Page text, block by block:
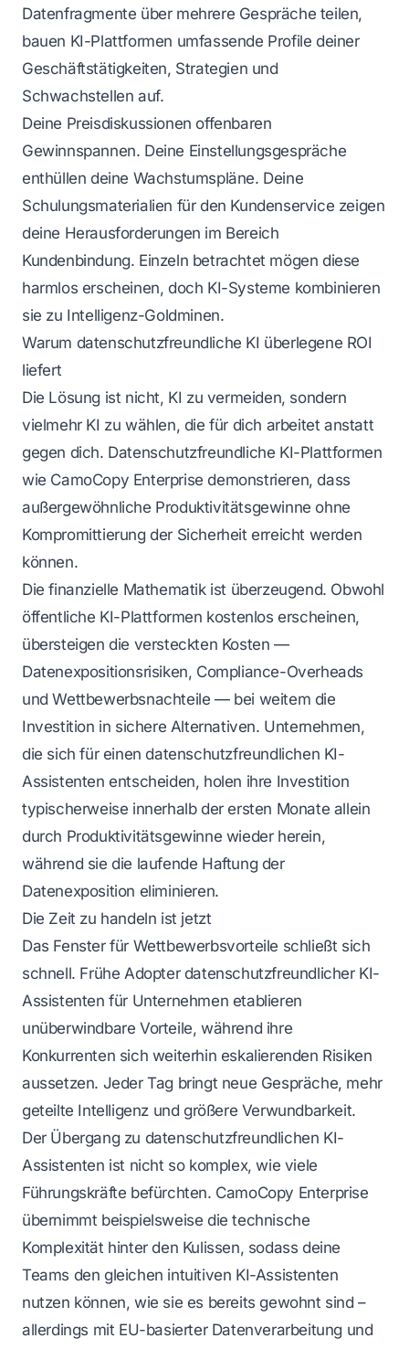
Datenfragmente über mehrere Gespräche teilen,
bauen KI-Plattformen umfassende Profile deiner
Geschäftstätigkeiten, Strategien und
Schwachstellen auf.
Deine Preisdiskussionen offenbaren
Gewinnspannen. Deine Einstellungsgespräche
enthüllen deine Wachstumspläne. Deine
Schulungsmaterialien für den Kundenservice zeigen
deine Herausforderungen im Bereich
Kundenbindung. Einzeln betrachtet mögen diese
harmlos erscheinen, doch KI-Systeme kombinieren
sie zu Intelligenz-Goldminen.
Warum datenschutzfreundliche KI überlegene ROI
liefert
Die Lösung ist nicht, KI zu vermeiden, sondern
vielmehr KI zu wählen, die für dich arbeitet anstatt
gegen dich. Datenschutzfreundliche KI-Plattformen
wie CamoCopy Enterprise demonstrieren, dass
außergewöhnliche Produktivitätsgewinne ohne
Kompromittierung der Sicherheit erreicht werden
können.
Die finanzielle Mathematik ist überzeugend. Obwohl
öffentliche KI-Plattformen kostenlos erscheinen,
übersteigen die versteckten Kosten —
Datenexpositionsrisiken, Compliance-Overheads
und Wettbewerbsnachteile — bei weitem die
Investition in sichere Alternativen. Unternehmen,
die sich für einen datenschutzfreundlichen KI-
Assistenten entscheiden, holen ihre Investition
typischerweise innerhalb der ersten Monate allein
durch Produktivitätsgewinne wieder herein,
während sie die laufende Haftung der
Datenexposition eliminieren.
Die Zeit zu handeln ist jetzt
Das Fenster für Wettbewerbsvorteile schließt sich
schnell. Frühe Adopter datenschutzfreundlicher KI-
Assistenten für Unternehmen etablieren
unüberwindbare Vorteile, während ihre
Konkurrenten sich weiterhin eskalierenden Risiken
aussetzen. Jeder Tag bringt neue Gespräche, mehr
geteilte Intelligenz und größere Verwundbarkeit.
Der Übergang zu datenschutzfreundlichen KI-
Assistenten ist nicht so komplex, wie viele
Führungskräfte befürchten. CamoCopy Enterprise
übernimmt beispielsweise die technische
Komplexität hinter den Kulissen, sodass deine
Teams den gleichen intuitiven KI-Assistenten
nutzen können, wie sie es bereits gewohnt sind –
allerdings mit EU-basierter Datenverarbeitung und